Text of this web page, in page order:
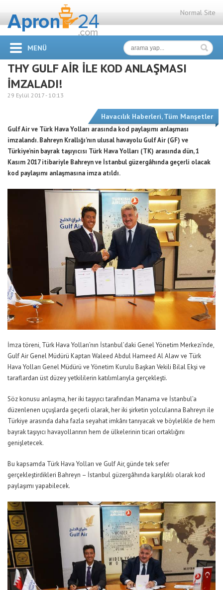
Normal Site
MENÜ
THY GULF AİR İLE KOD ANLAŞMASI
İMZALADI!
29 Eylül 2017 - 10:13
Havacılık Haberleri,Tüm Manşetler
Gulf Air ve Türk Hava Yolları arasında kod paylaşımı anlaşması
imzalandı. Bahreyn Krallığı’nın ulusal havayolu Gulf Air (GF) ve
Türkiye’nin bayrak taşıyıcısı Türk Hava Yolları (TK) arasında dün, 1
Kasım 2017 itibariyle Bahreyn ve İstanbul güzergâhında geçerli olacak
kod paylaşımı anlaşmasına imza atıldı.
İmza töreni, Türk Hava Yolları’nın İstanbul’daki Genel Yönetim Merkezi’nde,
Gulf Air Genel Müdürü Kaptan Waleed Abdul Hameed Al Alaw ve Türk
Hava Yolları Genel Müdürü ve Yönetim Kurulu Başkan Vekili Bilal Ekşi ve
taraflardan üst düzey yetkililerin katılımlarıyla gerçekleşti.
Söz konusu anlaşma, her iki taşıyıcı tarafından Manama ve İstanbul’a
düzenlenen uçuşlarda geçerli olarak, her iki şirketin yolcularına Bahreyn ile
Türkiye arasında daha fazla seyahat imkânı tanıyacak ve böylelikle de hem
bayrak taşıyıcı havayollarının hem de ülkelerinin ticari ortaklığını
genişletecek.
Bu kapsamda Türk Hava Yolları ve Gulf Air, günde tek sefer
gerçekleştirdikleri Bahreyn – İstanbul güzergâhında karşılıklı olarak kod
paylaşımı yapabilecek.